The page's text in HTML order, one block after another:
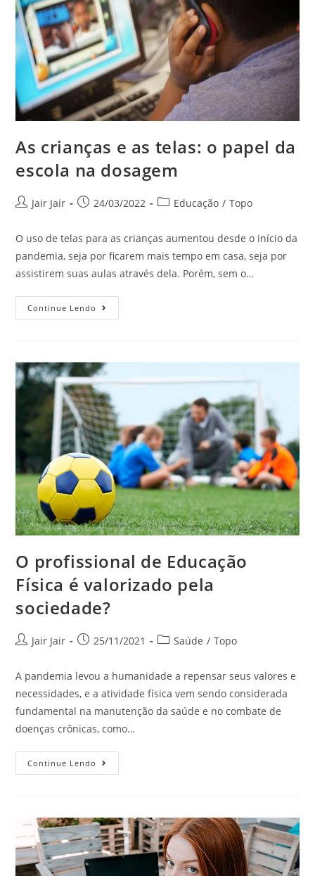
As crianças e as telas: o papel da
escola na dosagem
Jair Jair 24/03/2022 Educação / Topo
O uso de telas para as crianças aumentou desde o início da
pandemia, seja por ficarem mais tempo em casa, seja por
assistirem suas aulas através dela. Porém, sem o…
Continue Lendo
O profissional de Educação
Física é valorizado pela
sociedade?
Jair Jair 25/11/2021 Saúde / Topo
A pandemia levou a humanidade a repensar seus valores e
necessidades, e a atividade física vem sendo considerada
fundamental na manutenção da saúde e no combate de
doenças crônicas, como…
Continue Lendo